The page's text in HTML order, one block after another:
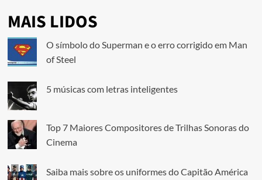
MAIS LIDOS
O símbolo do Superman e o erro corrigido em Man
of Steel
5 músicas com letras inteligentes
Top 7 Maiores Compositores de Trilhas Sonoras do
Cinema
Saiba mais sobre os uniformes do Capitão América